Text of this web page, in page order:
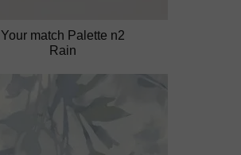
Your match Palette n2
Rain